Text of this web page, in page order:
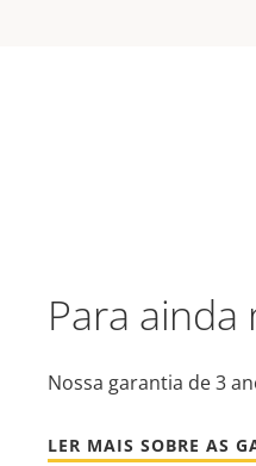
Para
Nossa garantia de 3
LER MAIS SOBRE AS